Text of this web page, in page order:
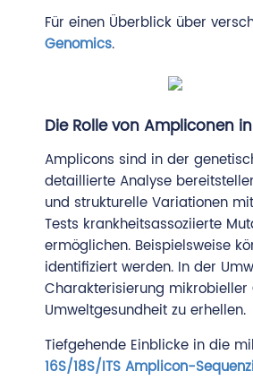
Für einen Überblick über
Genomics.
Die Rolle von Ampliconen
Amplicons sind in der
detaillierte Analyse
und strukturelle Variationen
Tests krankheitsassoziierte
ermöglichen. Beispielsweise
identifiziert werden. In der
Charakterisierung
Umweltgesundheit zu erhellen.
Tiefgehende Einblicke in die
16S/18S/ITS Amplicon-